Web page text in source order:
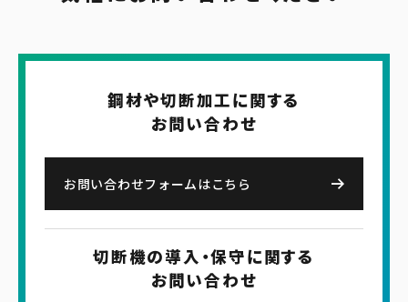
鋼材や切断加工に関する
お問い合わせ
お問い合わせフォームはこちら
切断機の導入・保守に関する
お問い合わせ